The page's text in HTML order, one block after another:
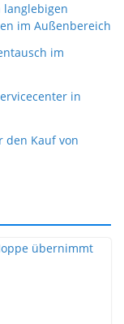
langlebigen
im Außenbereich
im
in
den Kauf von